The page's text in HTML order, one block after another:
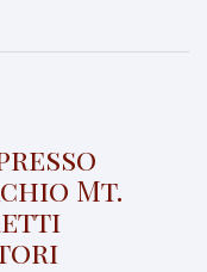
Mt.